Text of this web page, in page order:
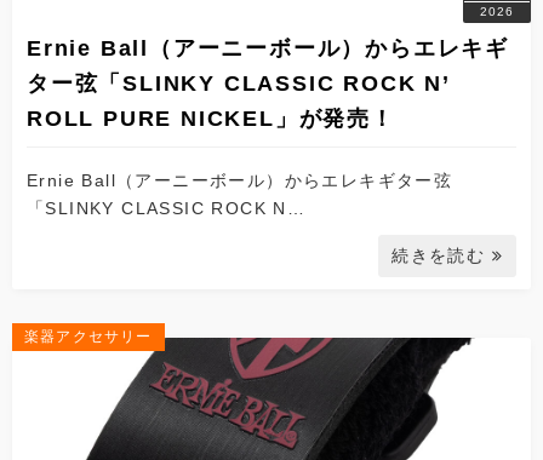
2026
Ernie Ball（アーニーボール）からエレキギ
ター弦「SLINKY CLASSIC ROCK N’
ROLL PURE NICKEL」が発売！
Ernie Ball（アーニーボール）からエレキギター弦
「SLINKY CLASSIC ROCK N…
続きを読む
楽器アクセサリー